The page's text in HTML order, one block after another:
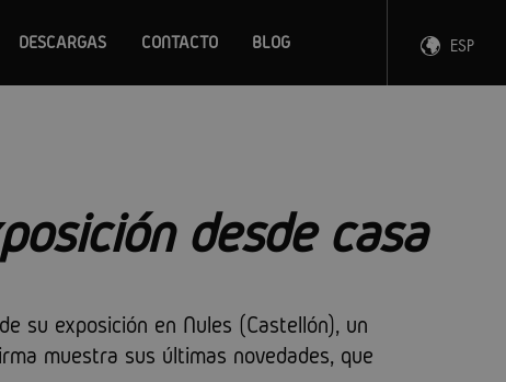
DESCARGAS CONTACTO BLOG ESP
ENG
desde casa
su exposición en Nules (Castellón), un
muestra sus últimas novedades, que